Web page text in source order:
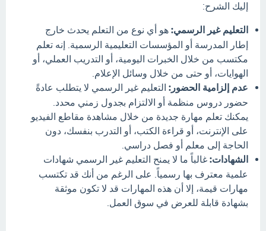
إليك الشرح:
التعليم غير الرسمي: هو أي نوع من التعلم يحدث خارج
إطار المدرسة أو المؤسسات التعليمية الرسمية. إنه تعلم
مكتسب من خلال الخبرات اليومية، أو التدريب العملي، أو
الهوايات، أو حتى من خلال وسائل الإعلام.
عدم إلزامية الحضور: التعليم غير الرسمي لا يتطلب عادةً
حضور دروس منظمة أو الالتزام بجدول زمني محدد.
يمكنك تعلم مهارة جديدة من خلال مشاهدة مقاطع الفيديو
على الإنترنت، أو قراءة الكتب، أو التدرب بنفسك، دون
الحاجة إلى معلم أو فصل دراسي.
الشهادات: غالباً ما لا يمنح التعليم غير الرسمي شهادات
علمية معترف بها رسمياً. على الرغم من أنك قد تكتسب
مهارات قيمة، إلا أن هذه المهارات قد لا تكون موثقة
بشهادة قابلة للعرض في سوق العمل.